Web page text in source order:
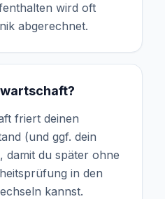
wird oft
abgerechnet.
friert deinen
(und ggf. dein
damit du später ohne
in den
kannst.